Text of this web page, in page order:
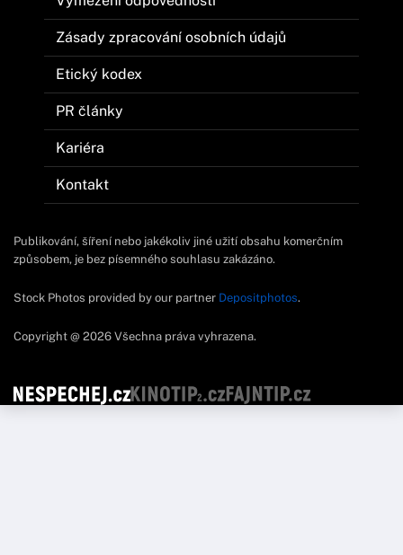
Zásady zpracování osobních údajů
Etický kodex
PR články
Kariéra
Kontakt
Publikování, šíření nebo jakékoliv jiné užití obsahu komerčním
způsobem, je bez písemného souhlasu zakázáno.
Stock Photos provided by our partner Depositphotos.
Copyright @ 2026 Všechna práva vyhrazena.